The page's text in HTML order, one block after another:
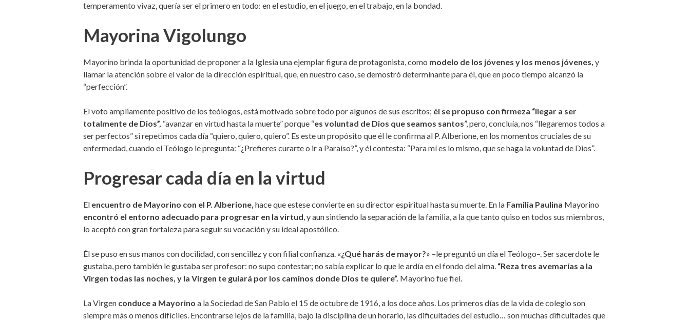
temperamento vivaz, quería ser el primero en todo: en el estudio, en el juego, en el trabajo, en la bondad.
Mayorina Vigolungo
Mayorino brinda la oportunidad de proponer a la Iglesia una ejemplar figura de protagonista, como modelo de los jóvenes y los menos jóvenes, y
llamar la atención sobre el valor de la dirección espiritual, que, en nuestro caso, se demostró determinante para él, que en poco tiempo alcanzó la
“perfección”.
El voto ampliamente positivo de los teólogos, está motivado sobre todo por algunos de sus escritos; él se propuso con firmeza “llegar a ser
totalmente de Dios”, “avanzar en virtud hasta la muerte” porque “es voluntad de Dios que seamos santos”, pero, concluía, nos “llegaremos todos a
ser perfectos” si repetimos cada día “quiero, quiero, quiero”. Es este un propósito que él le confirma al P. Alberione, en los momentos cruciales de su
enfermedad, cuando el Teólogo le pregunta: “¿Prefieres curarte o ir a Paraíso?”, y él contesta: “Para mí es lo mismo, que se haga la voluntad de Dios”.
Progresar cada día en la virtud
El encuentro de Mayorino con el P. Alberione, hace que estese convierte en su director espiritual hasta su muerte. En la Familia Paulina Mayorino
encontró el entorno adecuado para progresar en la virtud, y aun sintiendo la separación de la familia, a la que tanto quiso en todos sus miembros,
lo aceptó con gran fortaleza para seguir su vocación y su ideal apostólico.
Él se puso en sus manos con docilidad, con sencillez y con filial confianza. «¿Qué harás de mayor?» –le preguntó un día el Teólogo–. Ser sacerdote le
gustaba, pero también le gustaba ser profesor: no supo contestar; no sabía explicar lo que le ardía en el fondo del alma. “Reza tres avemarías a la
Virgen todas las noches, y la Virgen te guiará por los caminos donde Dios te quiere”. Mayorino fue fiel.
La Virgen conduce a Mayorino a la Sociedad de San Pablo el 15 de octubre de 1916, a los doce años. Los primeros días de la vida de colegio son
siempre más o menos difíciles. Encontrarse lejos de la familia, bajo la disciplina de un horario, las dificultades del estudio… son muchas dificultades que